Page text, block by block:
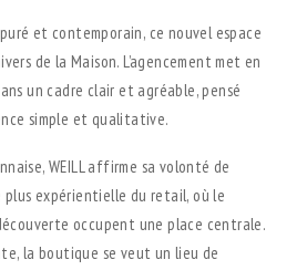
et contemporain, ce nouvel espace
de la Maison. L’agencement met en
un cadre clair et agréable, pensé
simple et qualitative.
WEILL affirme sa volonté de
plus expérientielle du retail, où le
occupent une place centrale.
la boutique se veut un lieu de